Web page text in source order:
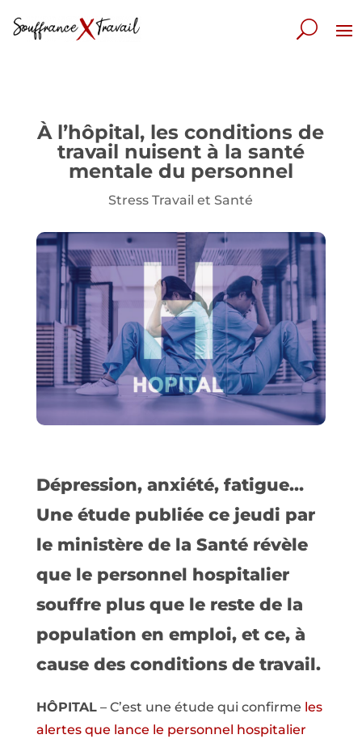
À l’hôpital, les conditions de
travail nuisent à la santé
mentale du personnel
Stress Travail et Santé
Dépression, anxiété, fatigue…
Une étude publiée ce jeudi par
le ministère de la Santé révèle
que le personnel hospitalier
souffre plus que le reste de la
population en emploi, et ce, à
cause des conditions de travail.
HÔPITAL– C’est une étude qui confirme les
alertes que lance le personnel hospitalier